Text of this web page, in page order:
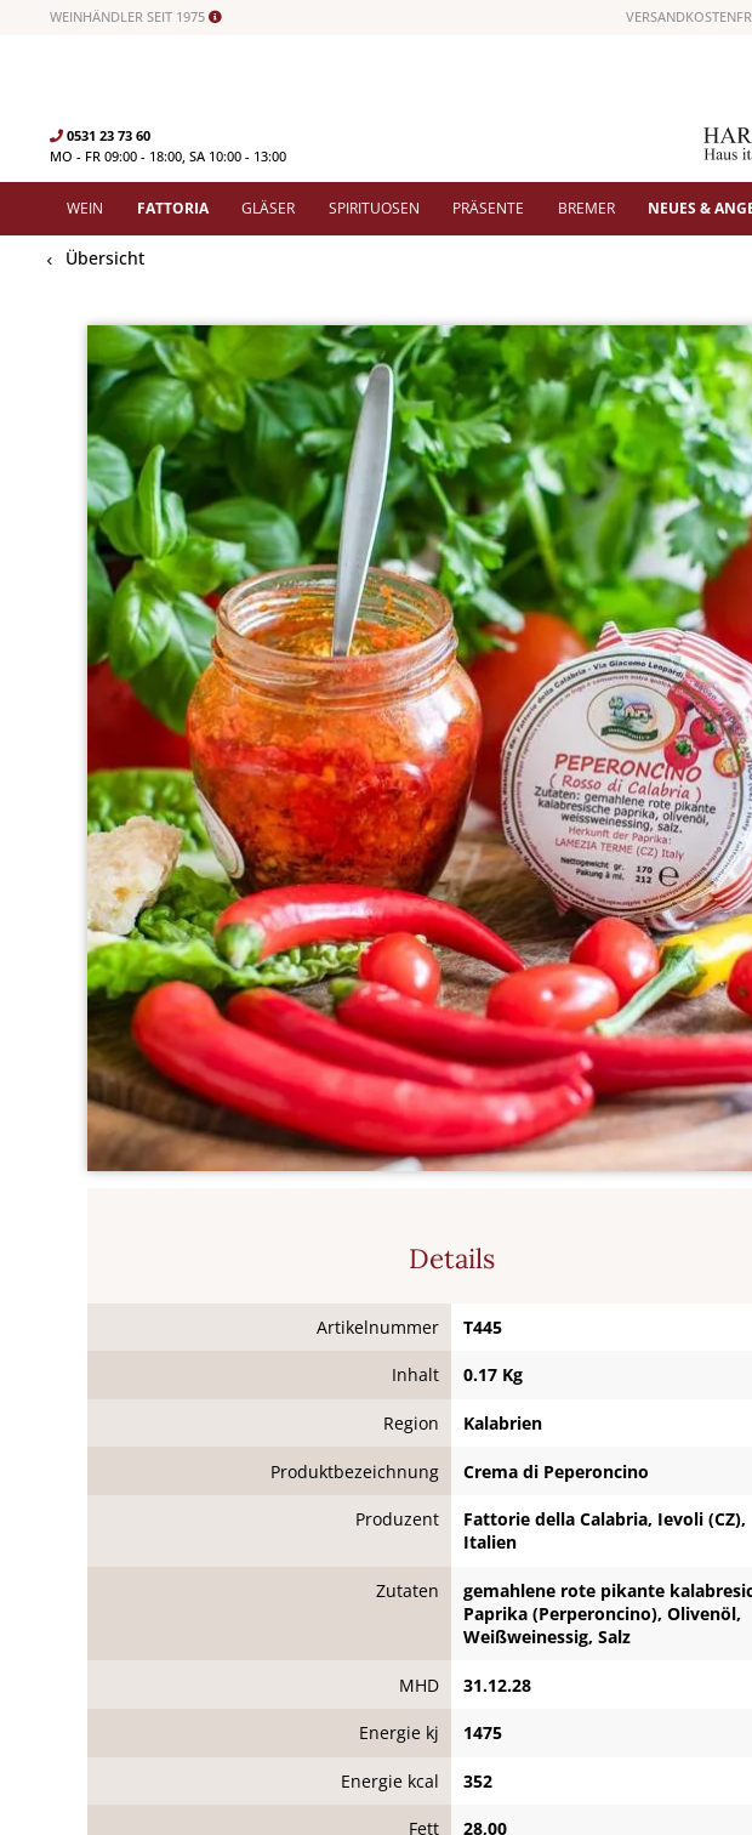
WEINHÄNDLER SEIT 1975
0531 23 73 60
MO - FR 09:00 - 18:00, SA 10:00 - 13:00
WEIN FATTORIA GLÄSER SPIRITUOSEN PRÄSENTE BREMER NEUES &
Übersicht
Details
Artikelnummer T445
Inhalt 0.17 Kg
Region Kalabrien
Produktbezeichnung Crema di Peperoncino
Produzent
Fattorie della Calabria, Ievoli (CZ),
Italien
Zutaten
gemahlene rote pikante
Paprika (Perperoncino), Olivenöl,
Weißweinessig, Salz
MHD 31.12.28
Energie kj 1475
Energie kcal 352
Fett 28,00